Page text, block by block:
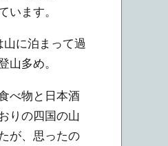
います。
山に泊まって過
山多め。
べ物と日本酒
りの四国の山
が、思ったの